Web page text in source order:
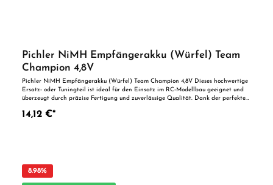
Pichler NiMH Empfängerakku (Würfel) Team
Champion 4,8V
Pichler NiMH Empfängerakku (Würfel) Team Champion 4,8V Dieses hochwertige
Ersatz- oder Tuningteil ist ideal für den Einsatz im RC-Modellbau geeignet und
überzeugt durch präzise Fertigung und zuverlässige Qualität. Dank der perfekten
geeignet. Vorteile auf einen Blick: Passgenaue Verarbeitung Geeignet für
14,12 €*
8.98%